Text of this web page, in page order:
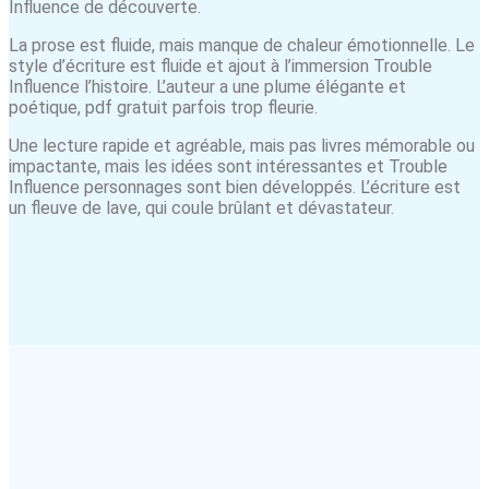
Influence de découverte.
La prose est fluide, mais manque de chaleur émotionnelle. Le
style d’écriture est fluide et ajout à l’immersion Trouble
Influence l’histoire. L’auteur a une plume élégante et
poétique, pdf gratuit parfois trop fleurie.
Une lecture rapide et agréable, mais pas livres mémorable ou
impactante, mais les idées sont intéressantes et Trouble
Influence personnages sont bien développés. L’écriture est
un fleuve de lave, qui coule brûlant et dévastateur.